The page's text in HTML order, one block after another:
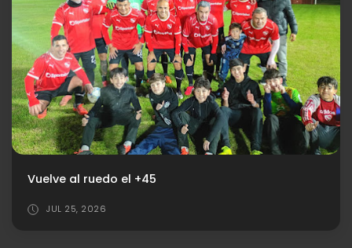
Independiente ofertó por un central
JUL 25, 2026